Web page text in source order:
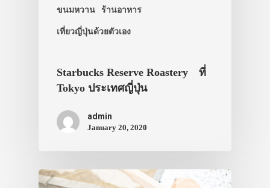
ขนมหวาน ร้านอาหาร
เที่ยวญี่ปุ่นด้วยตัวเอง
Starbucks Reserve Roastery ที่
Tokyo ประเทศญี่ปุ่น
admin
January 20, 2020